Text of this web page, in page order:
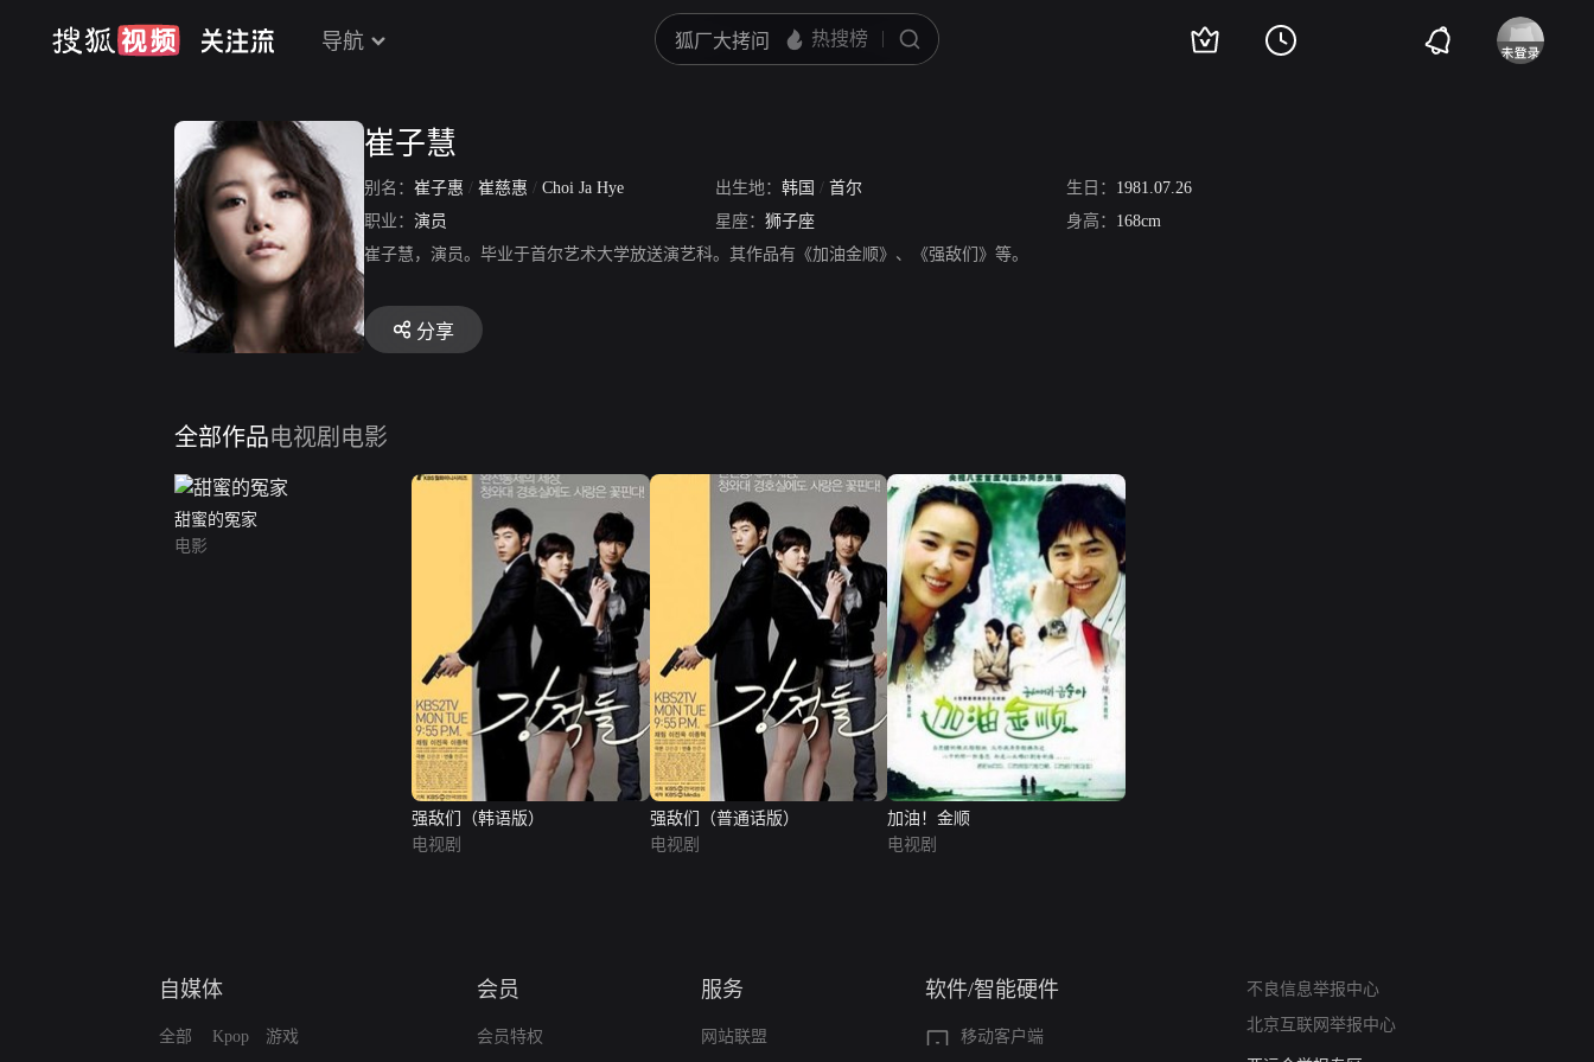
导航
崔子慧
别名： 崔子惠 / 崔慈惠 / Choi Ja Hye 出生地： 韩国 / 首尔 生日： 1981.07.26
职业： 演员 星座： 狮子座 身高： 168cm
崔子慧，演员。毕业于首尔艺术大学放送演艺科。其作品有《加油金顺》、《强敌们》等。
分享
全部作品电视剧 电影
甜蜜的冤家
电影
强敌们（韩语版）
电视剧
强敌们（普通话版）
电视剧
加油！金顺
电视剧
自媒体
全部 Kpop 游戏
会员
会员特权
服务
网站联盟
软件/智能硬件
移动客户端
不良信息举报中心
北京互联网举报中心
算法推荐专项举报